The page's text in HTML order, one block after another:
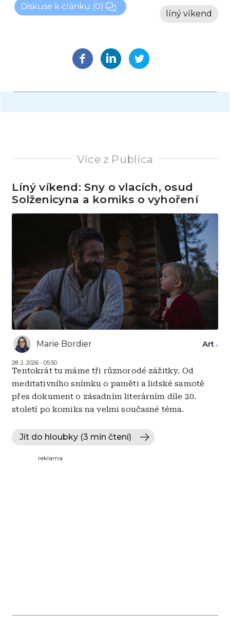
Diskuse k článku (0)
líný víkend
Více z Publica
Líný víkend: Sny o vlacích, osud
Solženicyna a komiks o vyhoření
Marie Bordier
28. 2. 2026 - 05:50
Art
Tentokrát tu máme tři různorodé zážitky. Od
meditativního snímku o paměti a lidské samotě
přes dokument o zásadním literárním díle 20.
století po komiks na velmi současné téma.
Jít do hloubky (3 min čtení)
reklama